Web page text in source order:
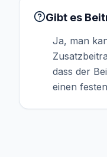
Gibt es
Ja, man
dass der
einen